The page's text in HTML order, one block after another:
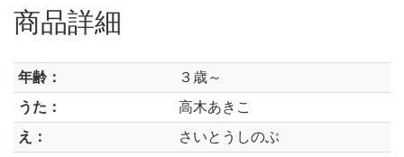
商品詳細
年齢：
３歳～
うた：
高木あきこ
え：
さいとうしのぶ